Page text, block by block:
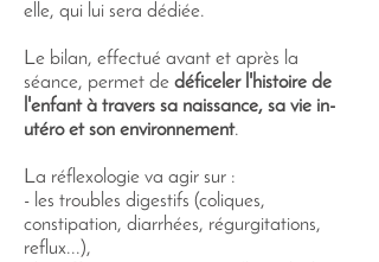
elle, qui lui sera dédiée.
Le bilan, effectué avant et après la
séance, permet de déficeler l'histoire de
l'enfant à travers sa naissance, sa vie in-
utéro et son environnement.
La réflexologie va agir sur :
- les troubles digestifs (coliques,
constipation, diarrhées, régurgitations,
reflux...),